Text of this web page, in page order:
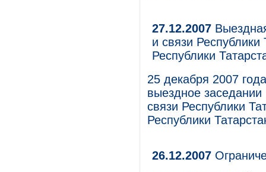
27.12.2007
и связи Республики
Республики
25 декабря 2007
выездное
связи Республики
Республики
26.12.2007